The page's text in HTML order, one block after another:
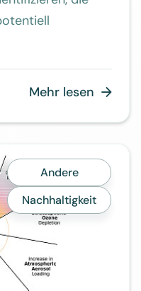
Mehr lesen 
Andere
Nachhaltigkeit